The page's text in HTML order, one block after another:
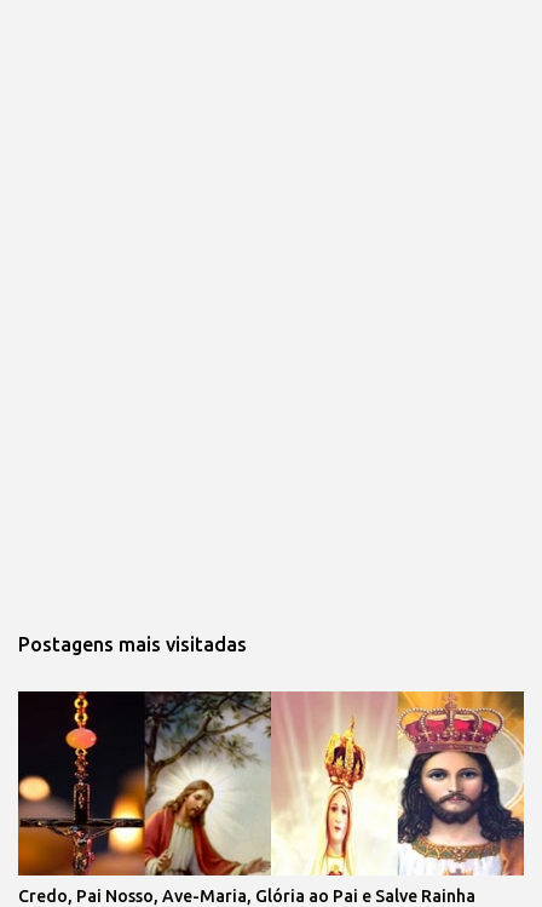
Postagens mais visitadas
Credo, Pai Nosso, Ave-Maria, Glória ao Pai e Salve Rainha